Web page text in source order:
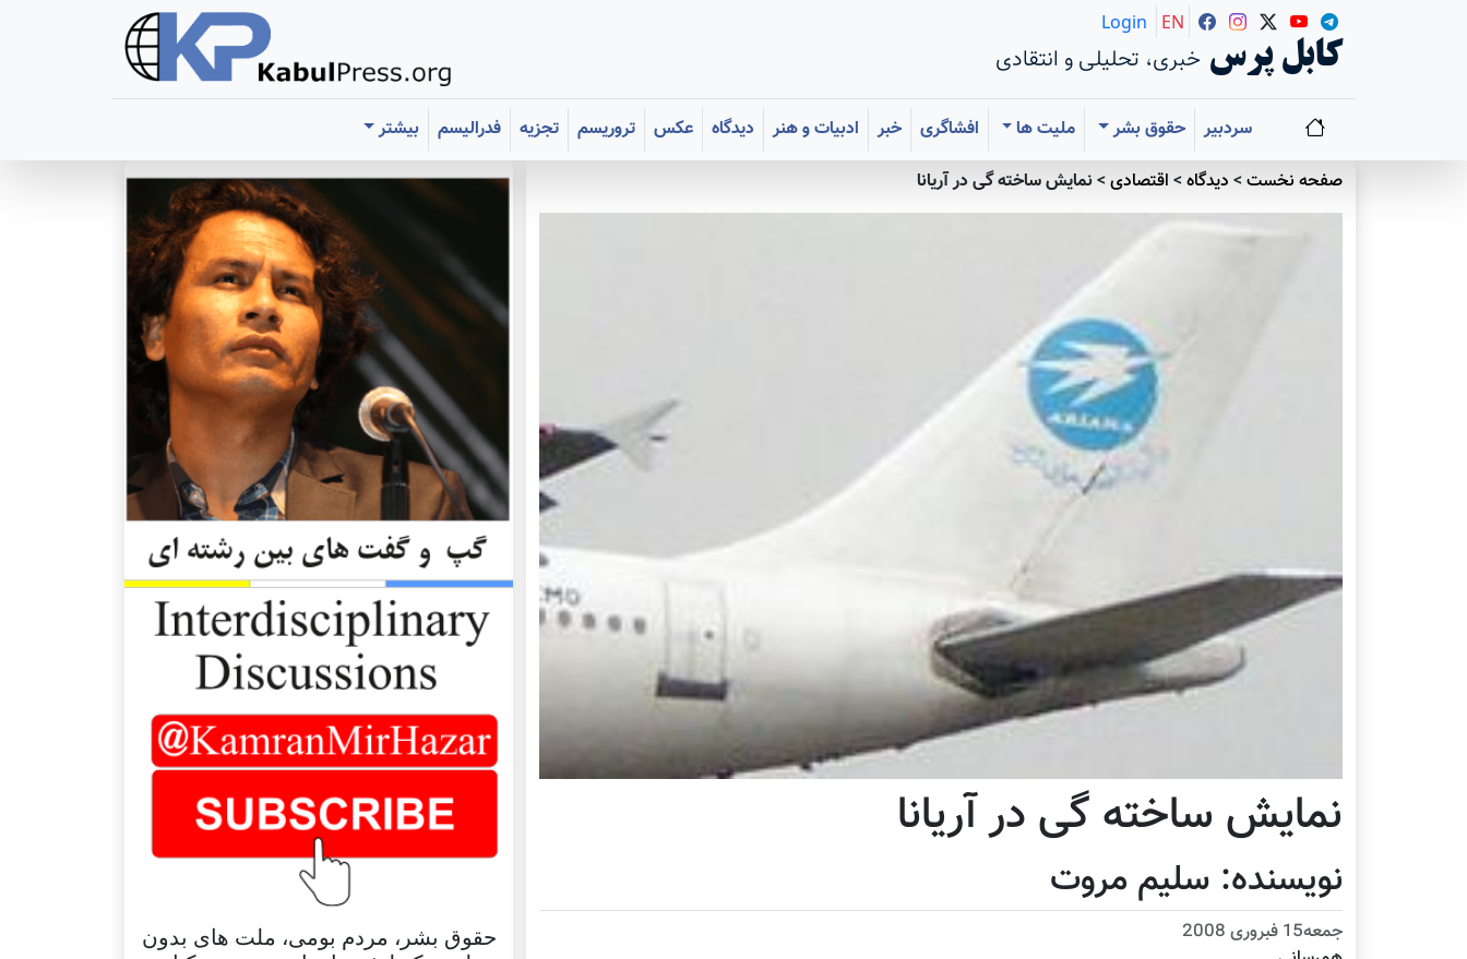
کابل پرس خبری، تحلیلی و انتقادی
Login EN
سردبیر حقوق بشر ملیت ها افشاگری خبر ادبیات و هنر دیدگاه عکس تروریسم تجزیه فدرالیسم
بیشتر
صفحه نخست> دیدگاه> اقتصادی>نمایش ساخته گی در آریانا
نمایش ساخته گی در آریانا
نويسنده: سليم مروت
جمعه15 فبروری 2008
حقوق بشر، مردم بومی، ملت های بدون